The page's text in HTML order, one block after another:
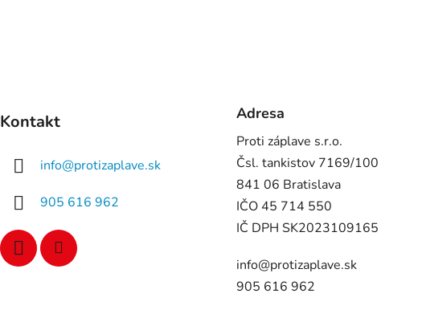
Kontakt
info@protizaplave.sk
905 616 962
Adresa
Proti záplave s.r.o.
Čsl. tankistov 7169/100
841 06 Bratislava
IČO 45 714 550
IČ DPH SK2023109165
info@protizaplave.sk
905 616 962